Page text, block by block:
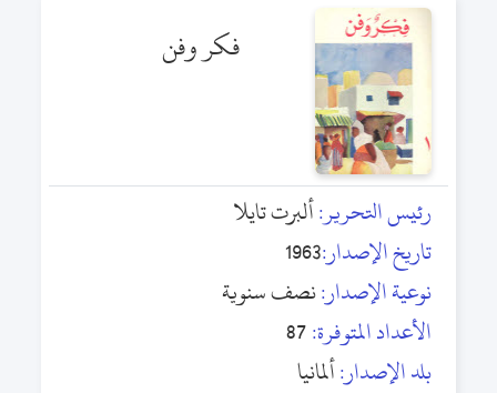
فكر وفن
رئيس التحرير:ألبرت تايلا
تاريخ الإصدار:1963
نوعية الإصدار:نصف سنوية
الأعداد المتوفرة:87
بلد الإصدار:ألمانيا